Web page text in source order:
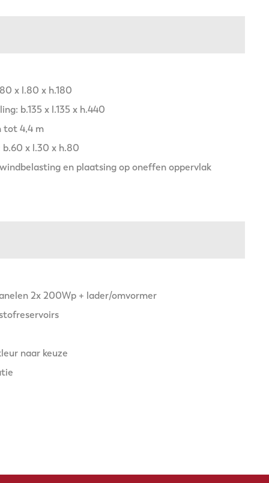
x l.80 x h.180
b.135 x l.135 x h.440
tot 4,4 m
x l.30 x h.80
en plaatsing op oneffen oppervlak
2x 200Wp + lader/omvormer
naar keuze